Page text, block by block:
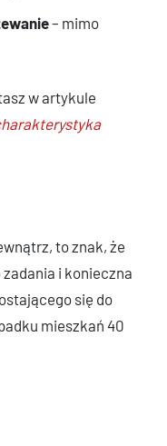
– mimo
w artykule
to znak, że
zadania i konieczna
się do
mieszkań 40